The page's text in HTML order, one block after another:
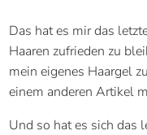
Das hat es mir das
Haaren zufrieden zu
mein eigenes Haargel
einem anderen Artikel
Und so hat es sich das